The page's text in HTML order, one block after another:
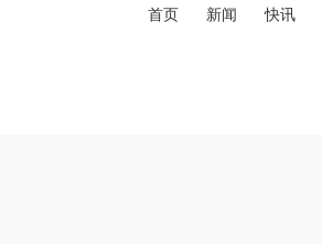
首页 新闻 快讯